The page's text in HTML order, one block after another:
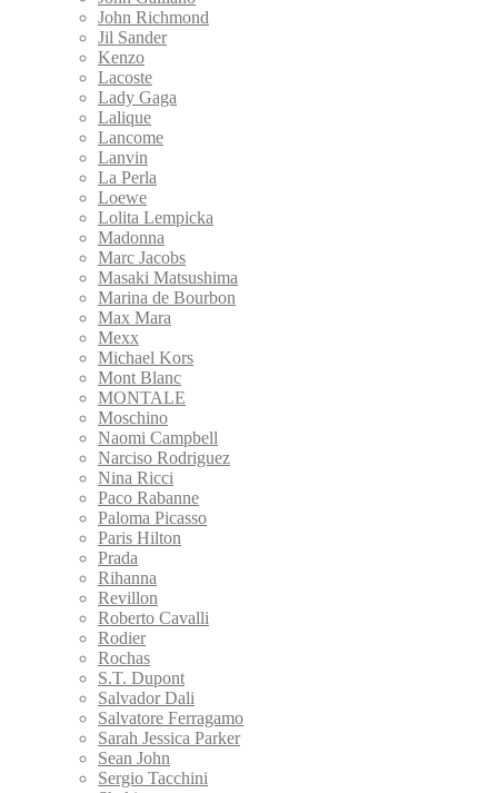
John Richmond
Jil Sander
Kenzo
Lacoste
Lady Gaga
Lalique
Lancome
Lanvin
La Perla
Loewe
Lolita Lempicka
Madonna
Marc Jacobs
Masaki Matsushima
Marina de Bourbon
Max Mara
Mexx
Michael Kors
Mont Blanc
MONTALE
Moschino
Naomi Campbell
Narciso Rodriguez
Nina Ricci
Paco Rabanne
Paloma Picasso
Paris Hilton
Prada
Rihanna
Revillon
Roberto Cavalli
Rodier
Rochas
S.T. Dupont
Salvador Dali
Salvatore Ferragamo
Sarah Jessica Parker
Sean John
Sergio Tacchini